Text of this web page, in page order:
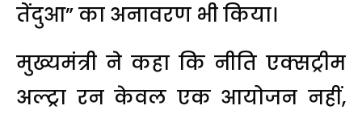
तेंदुआ” का अनावरण भी किया।
मुख्यमंत्री ने कहा कि नीति एक्सट्रीम
अल्ट्रा रन केवल एक आयोजन नहीं,